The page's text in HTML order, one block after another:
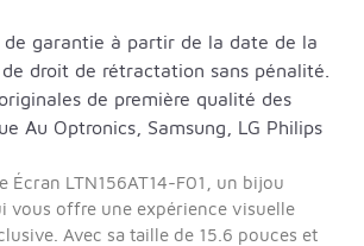
de garantie à partir de la date de la
droit de rétractation sans pénalité.
de première qualité des
Au Optronics, Samsung, LG Philips
Écran LTN156AT14-F01, un bijou
vous offre une expérience visuelle
Avec sa taille de 15.6 pouces et